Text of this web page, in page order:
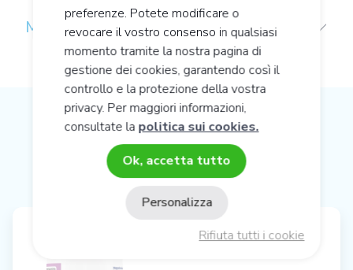
MELATONINA
CONSIGLI SULLA NUTRIZIONE
CELLULARE ATTIVA
preferenze. Potete modificare o
revocare il vostro consenso in qualsiasi
momento tramite la nostra pagina di
gestione dei cookies, garantendo così il
controllo e la protezione della vostra
privacy. Per maggiori informazioni,
consultate la politica sui cookies.
Ok, accetta tutto
Rifiuta tutti i cookie
Personalizza